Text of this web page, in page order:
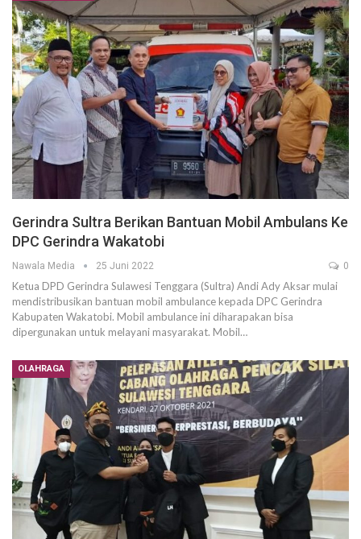
Gerindra Sultra Berikan Bantuan Mobil Ambulans Ke
DPC Gerindra Wakatobi
Nawala Media 25 Juni 2022 0
Ketua DPD Gerindra Sulawesi Tenggara (Sultra) Andi Ady Aksar mulai
mendistribusikan bantuan mobil ambulance kepada DPC Gerindra
Kabupaten Wakatobi. Mobil ambulance ini diharapakan bisa
dipergunakan untuk melayani masyarakat. Mobil…
OLAHRAGA